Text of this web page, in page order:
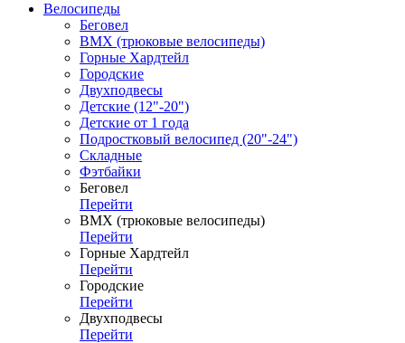
Велосипеды
Беговел
ВМХ (трюковые велосипеды)
Горные Хардтейл
Городские
Двухподвесы
Детские (12"-20")
Детские от 1 года
Подростковый велосипед (20"-24")
Складные
Фэтбайки
Беговел
Перейти
ВМХ (трюковые велосипеды)
Перейти
Горные Хардтейл
Перейти
Городские
Перейти
Двухподвесы
Перейти